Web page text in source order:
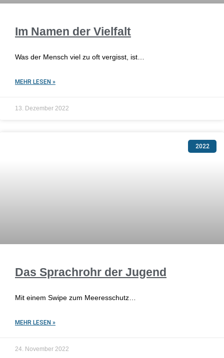
Im Namen der Vielfalt
Was der Mensch viel zu oft vergisst, ist…
MEHR LESEN »
13. Dezember 2022
2022
Das Sprachrohr der Jugend
Mit einem Swipe zum Meeresschutz…
MEHR LESEN »
24. November 2022